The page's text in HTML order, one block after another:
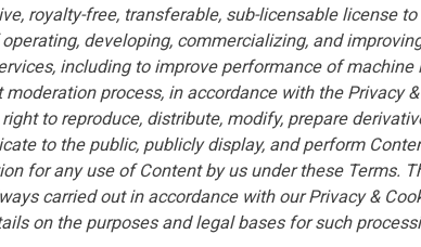
royalty-free, transferable, sub-licensable license to
developing, commercializing, and
including to improve performance of machine
process, in accordance with the Privacy
to reproduce, distribute, modify, prepare
to the public, publicly display, and perform
for any use of Content by us under these Terms.
carried out in accordance with our Privacy &
on the purposes and legal bases for such